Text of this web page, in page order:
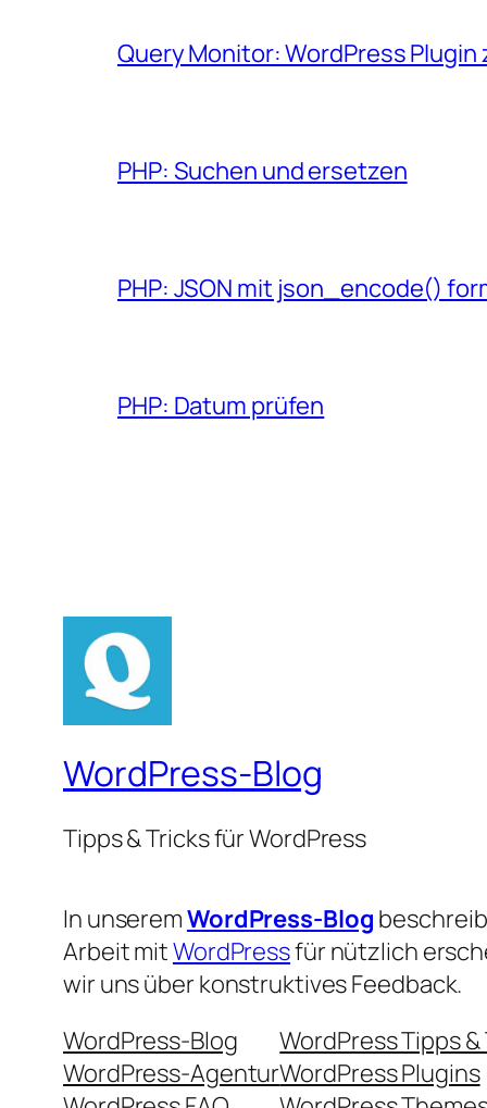
Query Monitor: WordPress Plugin
PHP: Suchen und ersetzen
PHP: JSON mit json_encode()
PHP: Datum prüfen
WordPress-Blog
Tipps & Tricks für WordPress
In unseremWordPress-Blog
Arbeit mitWordPressfür nützlich
wir uns über konstruktives Feedback.
WordPress-Blog
WordPress-Agentur
WordPress Tipps &
WordPress Plugins